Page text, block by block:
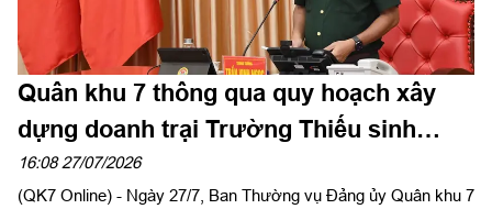
Đồng Nai.
Quân khu 7 thông qua quy hoạch xây
dựng doanh trại Trường Thiếu sinh
quân miền Nam
16:08 27/07/2026
(QK7 Online) - Ngày 27/7, Ban Thường vụ Đảng ủy Quân khu 7